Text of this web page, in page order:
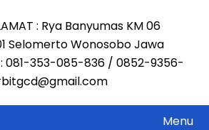
: Rya Banyumas KM 06
Selomerto Wonosobo Jawa
081-353-085-836 / 0852-9356-
Menu